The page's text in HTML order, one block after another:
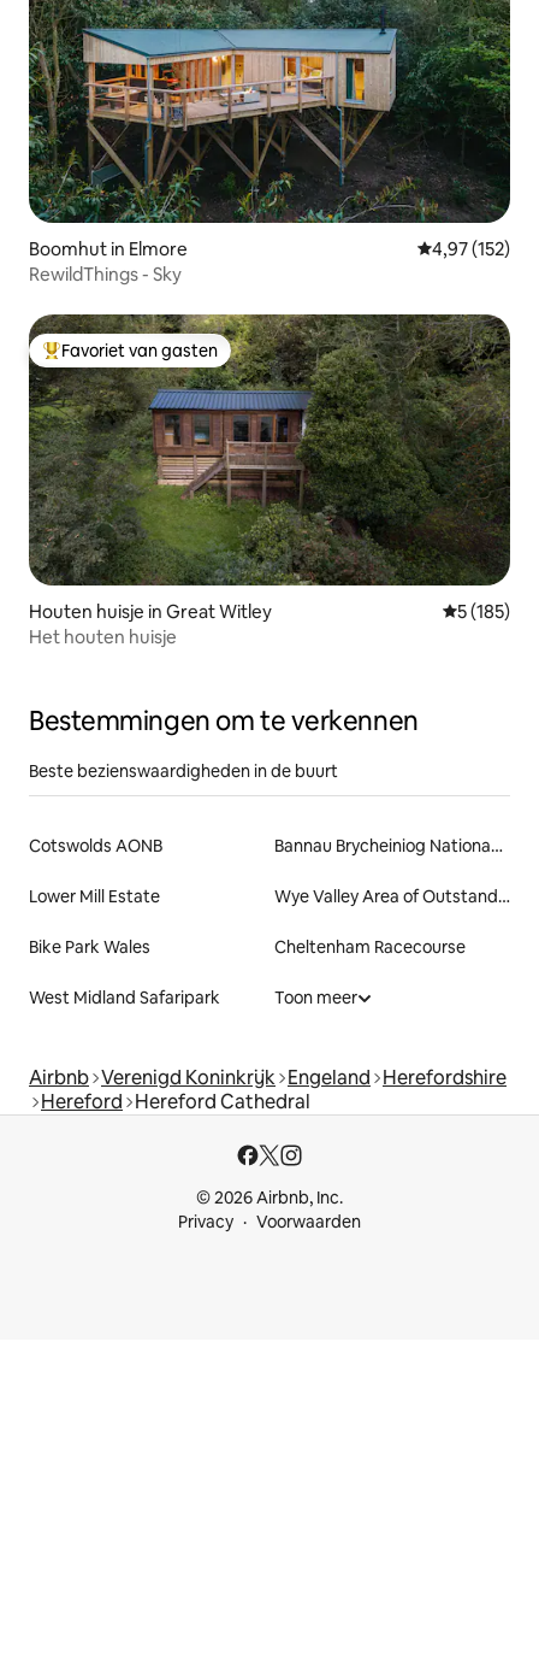
Boomhut in Elmore Gemiddelde
4,97 (152)
RewildThings - Sky
Topfavoriet van gasten
Favoriet van gasten
Houten huisje in Great Witley
5 (185)
Het houten huisje
Bestemmingen om te verkennen
Beste bezienswaardigheden in de buurt
Cotswolds AONB Bannau Brycheiniog Nationaal Park
Lower Mill Estate Wye Valley Area of Outstanding Natural Beauty
Bike Park Wales Cheltenham Racecourse
West Midland Safaripark Toon meer
Airbnb Verenigd Koninkrijk Engeland Herefordshire
Hereford Hereford Cathedral
© 2026 Airbnb, Inc.
Privacy
Voorwaarden